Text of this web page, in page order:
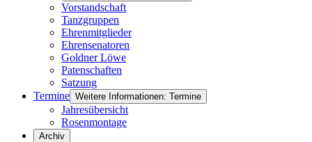
Vorstandschaft
Tanzgruppen
Ehrenmitglieder
Ehrensenatoren
Goldner Löwe
Patenschaften
Satzung
Termine Weitere Informationen: Termine
Jahresübersicht
Rosenmontage
Archiv